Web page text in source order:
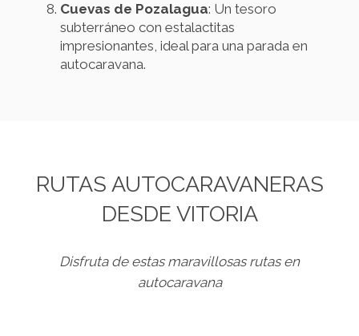
Cuevas de Pozalagua: Un tesoro
subterráneo con estalactitas
impresionantes, ideal para una parada en
autocaravana.
RUTAS AUTOCARAVANERAS
DESDE VITORIA
Disfruta de estas maravillosas rutas en
autocaravana